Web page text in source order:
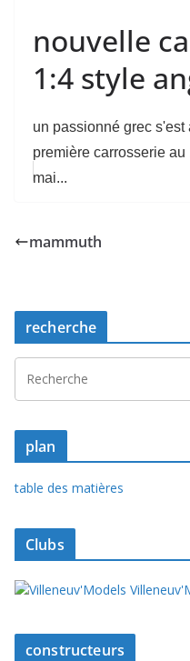
nouvelle
1:4 style
un passionné grec s'est
première carrosserie au
mai...
mammuth
recherche
plan
table des matières
Clubs
constructeurs